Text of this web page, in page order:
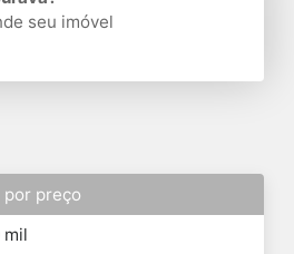
seu imóvel
por preço
mil